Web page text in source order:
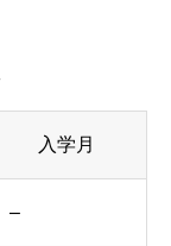
入学月
–